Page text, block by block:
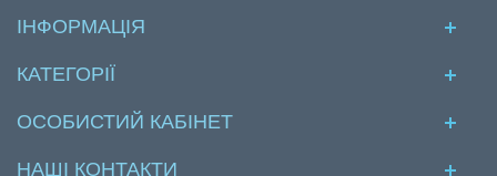
ІНФОРМАЦІЯ
КАТЕГОРІЇ
ОСОБИСТИЙ КАБІНЕТ
НАШІ КОНТАКТИ